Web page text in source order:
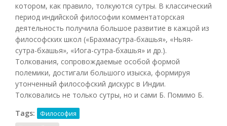
котором, как правило, толкуются сутры. В классический
период индийской философии комментаторская
деятельность получила большое развитие в кажцой из
философских школ («Брахмасутра-бхашья», «Ньяя-
сутра-бхашья», «Иога-сутра-бхашья» и др.).
Толкования, сопровождаемые особой формой
полемики, достигали большого изыска, формируя
утонченный философский дискурс в Индии.
Толковались не только сутры, но и сами Б. Помимо Б.
Tags:
Философия